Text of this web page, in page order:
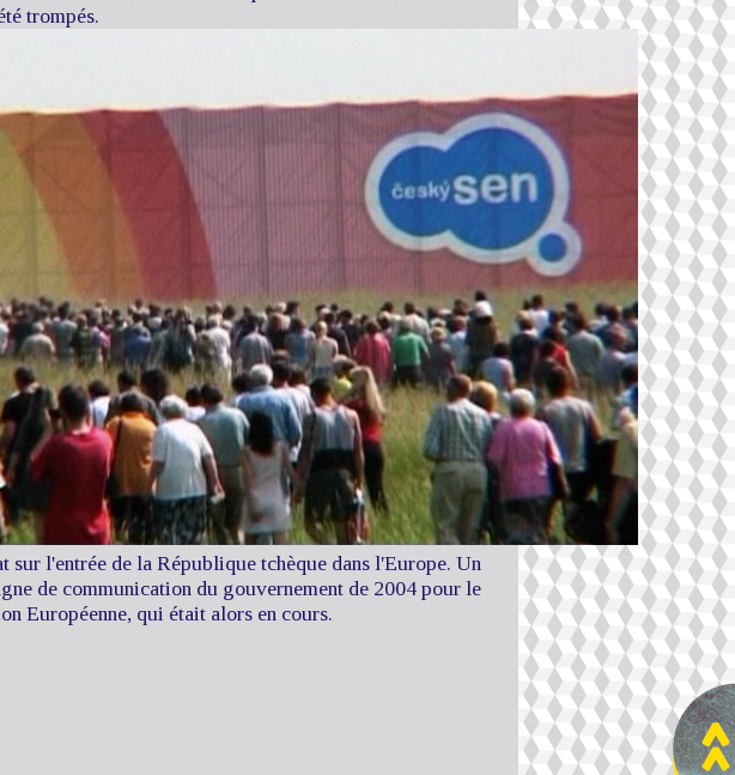
trompés.
l'entrée de la République tchèque dans l'Europe. Un
de communication du gouvernement de 2004 pour le
Européenne, qui était alors en cours.